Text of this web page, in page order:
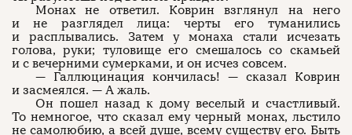
Монах не ответил. Коврин взглянул на него
и не разглядел лица: черты его туманились
и расплывались. Затем у монаха стали исчезать
голова, руки; туловище его смешалось со скамьей
и с вечерними сумерками, и он исчез совсем.
— Галлюцинация кончилась! — сказал Коврин
и засмеялся. — А жаль.
Он пошел назад к дому веселый и счастливый.
То немногое, что сказал ему черный монах, льстило
не самолюбию, а всей душе, всему существу его. Быть